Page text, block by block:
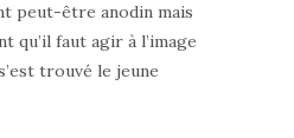
peut-être anodin mais
qu’il faut agir à l’image
trouvé le jeune